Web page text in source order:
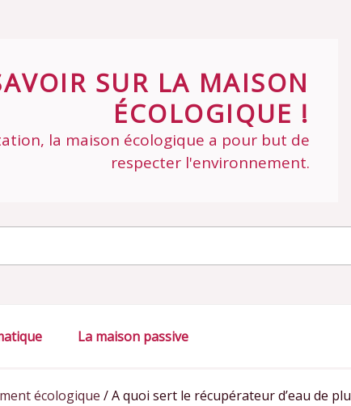
SUR LA MAISON
ÉCOLOGIQUE !
la maison écologique a pour but de
respecter l'environnement.
La maison passive
écologique /A quoi sert le récupérateur d’eau de